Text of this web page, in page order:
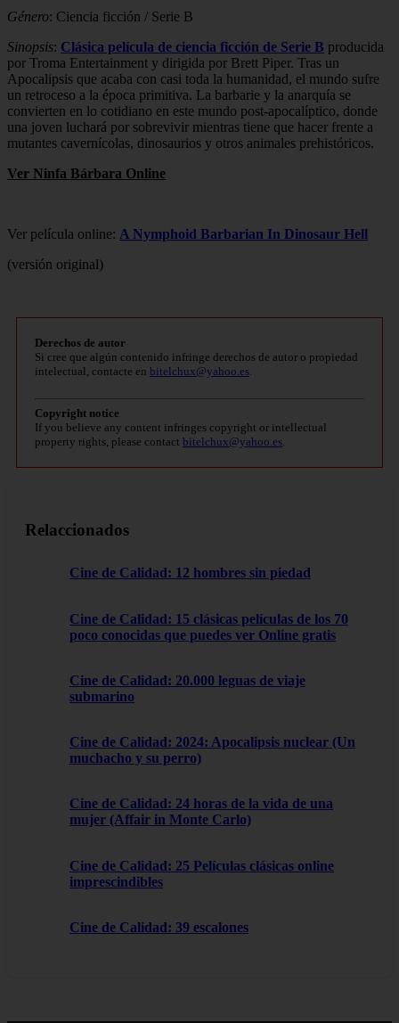
Género: Ciencia ficción / Serie B
Sinopsis: Clásica película de ciencia ficción de Serie B producida
por Troma Entertainment y dirigida por Brett Piper. Tras un
Apocalipsis que acaba con casi toda la humanidad, el mundo sufre
un retroceso a la época primitiva. La barbarie y la anarquía se
convierten en lo cotidiano en este mundo post-apocalíptico, donde
una joven luchará por sobrevivir mientras tiene que hacer frente a
mutantes cavernícolas, dinosaurios y otros animales prehistóricos.
Ver Ninfa Bárbara Online
Ver película online: A Nymphoid Barbarian In Dinosaur Hell
(versión original)
Derechos de autor
Si cree que algún contenido infringe derechos de autor o propiedad
intelectual, contacte en bitelchux@yahoo.es
Copyright notice
If you believe any content infringes copyright or intellectual
property rights, please contact bitelchux@yahoo.es
Relaccionados
Cine de Calidad: 12 hombres sin piedad
Cine de Calidad: 15 clásicas películas de los 70
poco conocidas que puedes ver Online gratis
Cine de Calidad: 20.000 leguas de viaje
submarino
Cine de Calidad: 2024: Apocalipsis nuclear (Un
muchacho y su perro)
Cine de Calidad: 24 horas de la vida de una
mujer (Affair in Monte Carlo)
Cine de Calidad: 25 Películas clásicas online
imprescindibles
Cine de Calidad: 39 escalones